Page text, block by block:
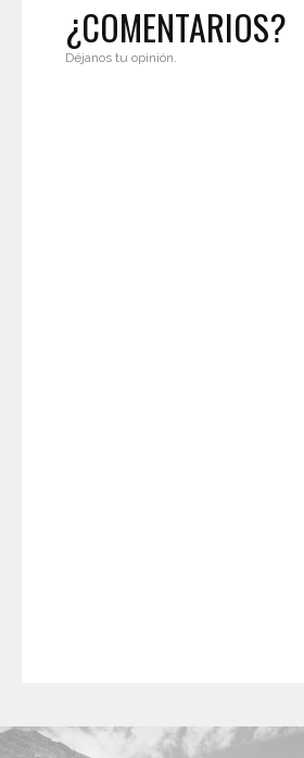
¿COMENTARIOS?
Déjanos tu opinión.